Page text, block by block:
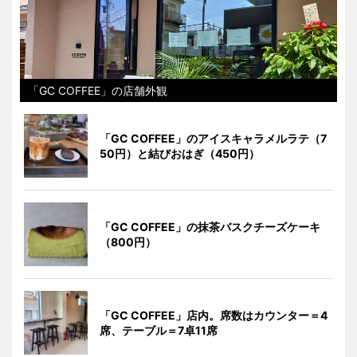
「GC COFFEE」の店舗外観
「GC COFFEE」のアイスキャラメルラテ（7
50円）と結びおはぎ（450円）
「GC COFFEE」の抹茶バスクチーズケーキ
（800円）
「GC COFFEE」店内。席数はカウンター＝4
席、テーブル＝7卓11席